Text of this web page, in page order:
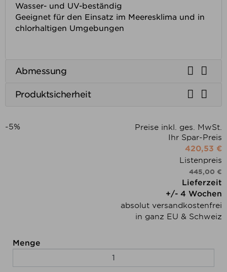
Wasser- und UV-beständig
Geeignet für den Einsatz im Meeresklima und in
chlorhaltigen Umgebungen
Abmessung  
Produktsicherheit  
-5%
Preise inkl. ges. MwSt.
Ihr Spar-Preis
420,53 €
Listenpreis
445,00 €
Lieferzeit
+/- 4 Wochen
absolut versandkostenfrei
in ganz EU & Schweiz
Menge